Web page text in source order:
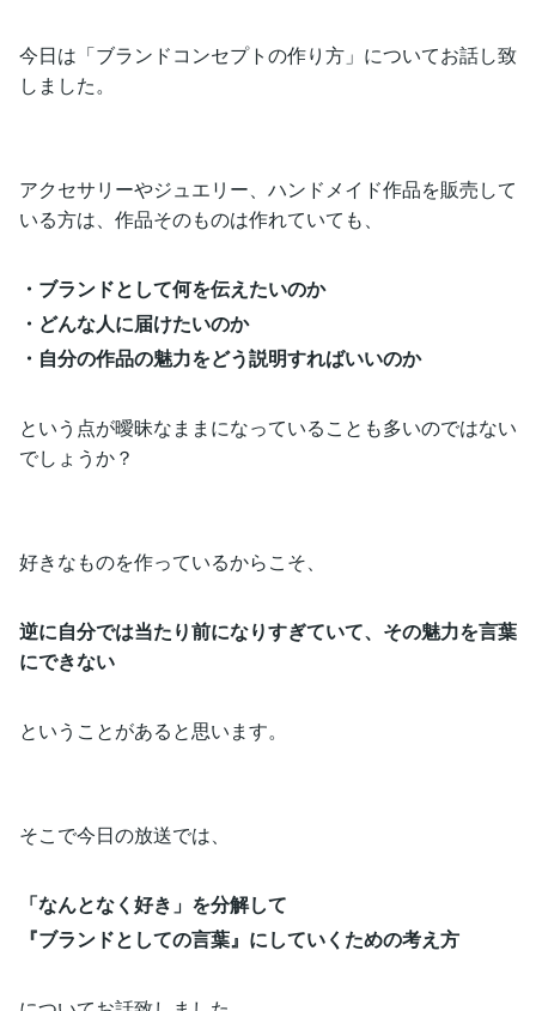
今日は「ブランドコンセプトの作り方」についてお話し致
しました。
アクセサリーやジュエリー、ハンドメイド作品を販売して
いる方は、作品そのものは作れていても、
・ブランドとして何を伝えたいのか
・どんな人に届けたいのか
・自分の作品の魅力をどう説明すればいいのか
という点が曖昧なままになっていることも多いのではない
でしょうか？
好きなものを作っているからこそ、
逆に自分では当たり前になりすぎていて、その魅力を言葉
にできない
ということがあると思います。
そこで今日の放送では、
「なんとなく好き」を分解して
『ブランドとしての言葉』にしていくための考え方